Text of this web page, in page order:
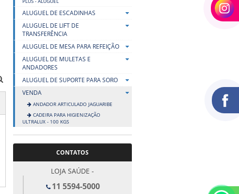
ALUGUEL DE ESCADINHAS
ALUGUEL DE LIFT DE
TRANSFERÊNCIA
ALUGUEL DE MESA PARA REFEIÇÃO
ALUGUEL DE MULETAS E
ANDADORES
ALUGUEL DE SUPORTE PARA SORO
VENDA
ANDADOR ARTICULADO JAGUARIBE
CADEIRA PARA HIGIENIZAÇÃO
ULTRALUX - 100 KGS
CONTATOS
LOJA SAÚDE -
11 5594-5000